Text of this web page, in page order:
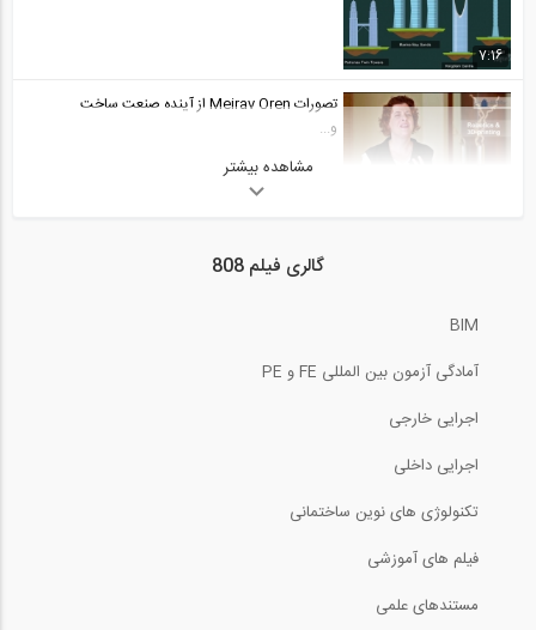
7:16
تصورات Meirav Oren از آینده صنعت ساخت
و...
13:19
مشاهده بیشتر
گالری فیلم 808
BIM
آمادگی آزمون بین المللی FE و PE
اجرایی خارجی
اجرایی داخلی
تکنولوژی های نوین ساختمانی
فیلم های آموزشی
مستندهای علمی